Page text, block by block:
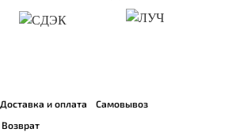
Доставка и оплата
Самовывоз
Возврат